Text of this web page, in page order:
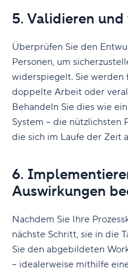
5. Validieren
Überprüfen Sie den
Personen, um
widerspiegelt. Sie
doppelte Arbeit oder
Behandeln Sie dies wie
System – die nützlichsten
die sich im Laufe der Zeit
6.
Auswirkungen
Nachdem Sie Ihre
nächste Schritt, sie in die
Sie den abgebildeten
– idealerweise mithilfe